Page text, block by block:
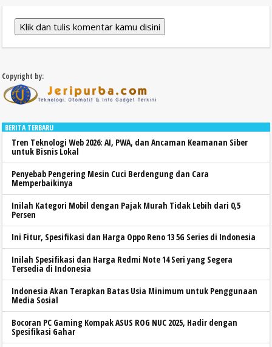
Klik dan tulis komentar kamu disini
Copyright by:
BERITA TERBARU
Tren Teknologi Web 2026: AI, PWA, dan Ancaman Keamanan Siber
untuk Bisnis Lokal
Penyebab Pengering Mesin Cuci Berdengung dan Cara
Memperbaikinya
Inilah Kategori Mobil dengan Pajak Murah Tidak Lebih dari 0,5
Persen
Ini Fitur, Spesifikasi dan Harga Oppo Reno 13 5G Series di Indonesia
Inilah Spesifikasi dan Harga Redmi Note 14 Seri yang Segera
Tersedia di Indonesia
Indonesia Akan Terapkan Batas Usia Minimum untuk Penggunaan
Media Sosial
Bocoran PC Gaming Kompak ASUS ROG NUC 2025, Hadir dengan
Spesifikasi Gahar